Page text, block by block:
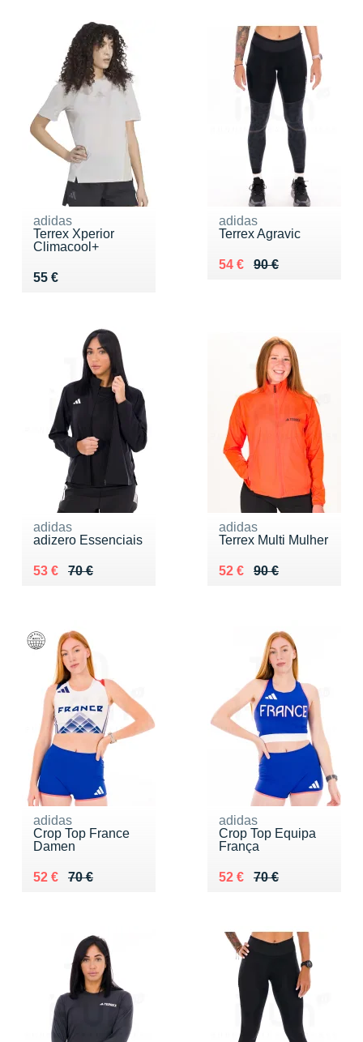
adidas
Terrex Xperior
Climacool+
55 €
Vendu 55 €
adidas
Terrex Agravic
90 €
Au lieu de 90 €
54 €
Vendu 54 €
adidas
adizero Essenciais
70 €
Au lieu de 70 €
53 €
Vendu 53 €
adidas
Terrex Multi Mulher
90 €
Au lieu de 90 €
52 €
Vendu 52 €
adidas
Crop Top France
Damen
70 €
Au lieu de 70 €
52 €
Vendu 52 €
adidas
Crop Top Equipa
França
70 €
Au lieu de 70 €
52 €
Vendu 52 €